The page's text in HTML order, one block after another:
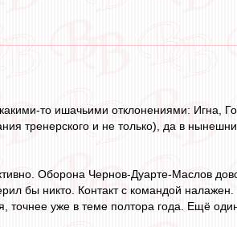
то ишачьими отклонениями: Игна,
тренерского и не только), да в
Оборона Чернов-Дуарте-Маслов
бы никто. Контакт с командой
точнее уже в теме полтора года. Ещё